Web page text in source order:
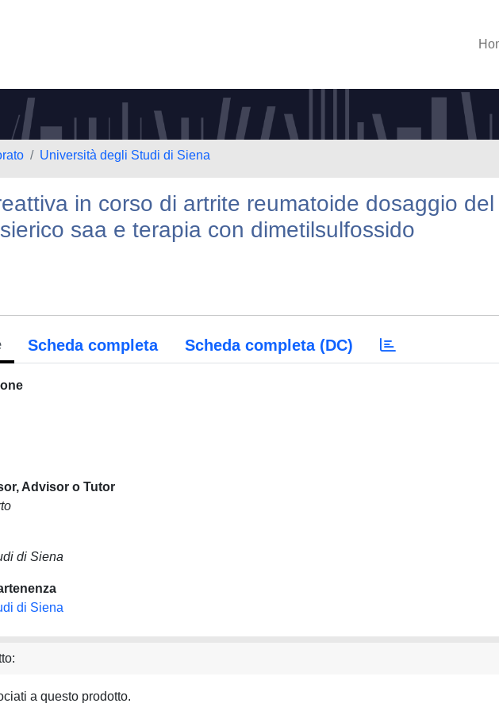
Università degli Studi di Siena
in corso di artrite reumatoide dosaggio del
saa e terapia con dimetilsulfossido
Scheda completa Scheda completa (DC)
Advisor o Tutor
di Siena
di Siena
a questo prodotto.